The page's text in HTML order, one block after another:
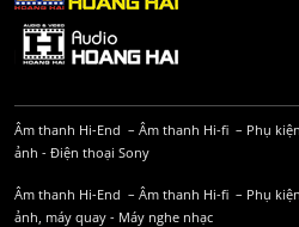
Âm thanh Hi-End – Âm thanh Hi-fi – Phụ
ảnh - Điện thoại Sony
Âm thanh Hi-End – Âm thanh Hi-fi – Phụ
ảnh, máy quay - Máy nghe nhạc